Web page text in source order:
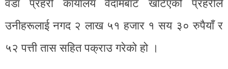
वडा प्रहरी कार्यालय वैदामबाट खटिएको प्रहरीले
उनीहरूलाई नगद २ लाख ५१ हजार १ सय ३० रुपैयाँ र
५२ पत्ती तास सहित पक्राउ गरेको हो ।